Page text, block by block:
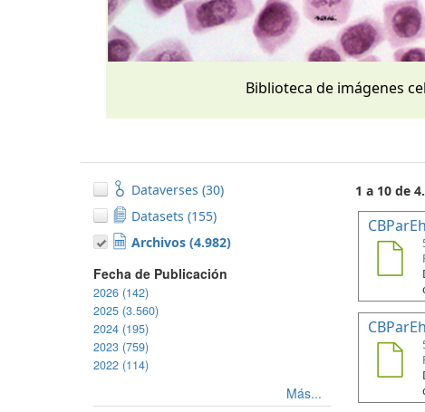
Biblioteca de imágenes
Dataverses (30)
Datasets (155)
Archivos (4.982)
Fecha de Publicación
2026 (142)
2025 (3.560)
2024 (195)
2023 (759)
2022 (114)
Más...
1 a 10 de